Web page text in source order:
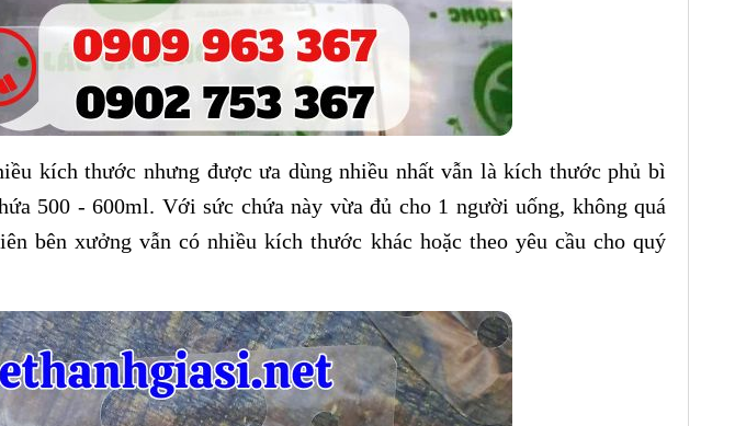
kích thước nhưng được ưa dùng nhiều nhất vẫn là kích thước phủ bì
500 - 600ml. Với sức chứa này vừa đủ cho 1 người uống, không quá
bên xưởng vẫn có nhiều kích thước khác hoặc theo yêu cầu cho quý